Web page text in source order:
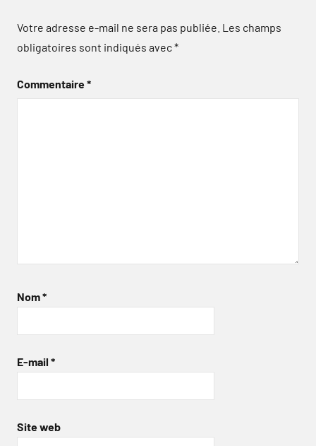
Votre adresse e-mail ne sera pas publiée. Les champs
obligatoires sont indiqués avec*
Commentaire*
Nom*
E-mail *
Site web